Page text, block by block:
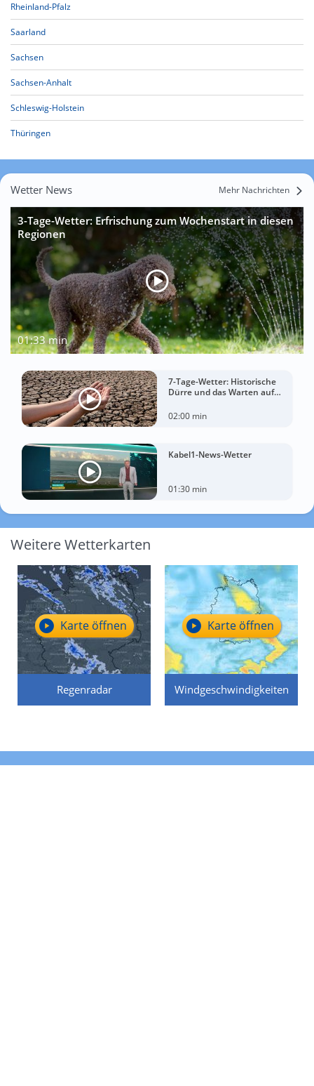
Rheinland-Pfalz
Saarland
Sachsen
Sachsen-Anhalt
Schleswig-Holstein
Thüringen
Wetter News Mehr Nachrichten
3-Tage-Wetter: Erfrischung zum Wochenstart in diesen
Regionen
01:33 min
7-Tage-Wetter: Historische
Dürre und das Warten auf
02:00 min
Kabel1-News-Wetter
01:30 min
Weitere Wetterkarten
Regenradar
Karte öffnen
Windgeschwindigkeiten
Karte öffnen